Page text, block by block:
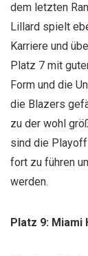
dem letzten
Lillard spielt
Karriere und
Platz 7 mit
Form und die
die Blazers
zu der wohl
sind die
fort zu führen
werden.
Platz 9: Miami